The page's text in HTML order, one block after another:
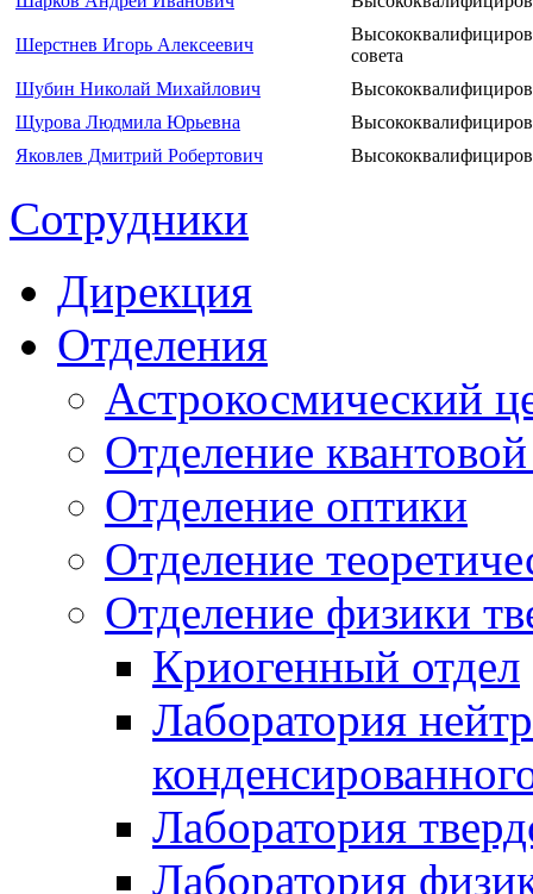
Шерстнев Игорь Алексеевич
совета
Шубин Николай Михайлович
Щурова Людмила Юрьевна
Яковлев Дмитрий Робертович
Сотрудники
Дирекция
Отделения
Астрокосмический
Отделение
Отделение оптики
Отделение
Отделение физики
Криогенный отдел
Лаборатория
Лаборатория
Лаборатория